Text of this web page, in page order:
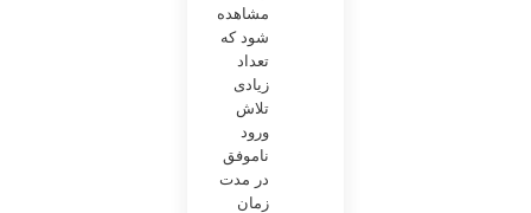
مشاهده
شود که
تعداد
زیادی
تلاش
ورود
ناموفق
در مدت
زمان